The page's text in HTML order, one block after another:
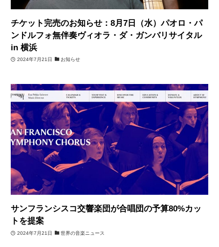
チケット完売のお知らせ：8月7日（水）パオロ・パ
ンドルフォ無伴奏ヴィオラ・ダ・ガンバリサイタル
in 横浜
2024年7月21日 お知らせ
サンフランシスコ交響楽団が合唱団の予算80%カッ
トを提案
2024年7月21日 世界の音楽ニュース